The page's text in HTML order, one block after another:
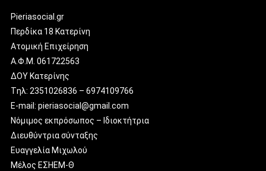
Pieriasocial.gr
Περδίκα 18 Κατερίνη
Ατομική Επιχείρηση
Α.Φ.Μ. 061722563
ΔΟΥ Κατερίνης
Tηλ: 2351026836 – 6974109766
E-mail: pieriasocial@gmail.com
Νόμιμος εκπρόσωπος – Ιδιοκτήτρια
Διευθύντρια σύνταξης
Ευαγγελία Μιχωλού
Μέλος ΕΣΗΕΜ-Θ